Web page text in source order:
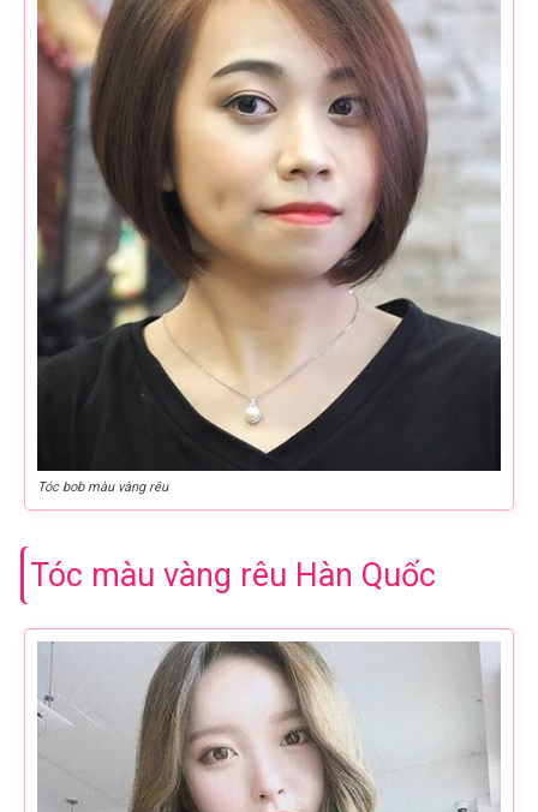
Tóc bob màu vàng rêu
Tóc màu vàng rêu Hàn Quốc